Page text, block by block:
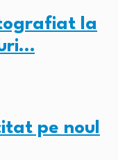
la
pe noul